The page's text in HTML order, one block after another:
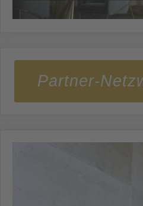
Partner-